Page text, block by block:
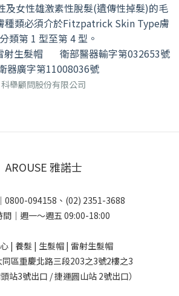
及女性雄激素性脫髮(遺傳性掉髮)的毛
種類必須介於Fitzpatrick Skin Type膚
類第 1 型至第 4 型。
射生髮帽 衛部醫器輸字第032653號
器廣字第11008036號
科舉顧問股份有限公司
線上諮詢
AROUSE 雅諾士
0800-094158、(02) 2351-3688
間｜週一～週五 09:00-18:00
| 養髮 | 生髮帽 | 雷射生髮帽
區重慶北路三段203之3號2樓之3
頭站3號出口 / 捷運圓山站 2號出口）